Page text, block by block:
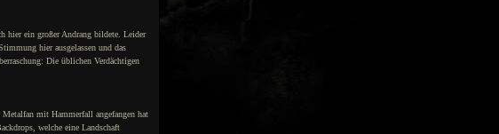
hier ein großer Andrang bildete. Leider
hier ausgelassen und das
Die üblichen Verdächtigen
mit Hammerfall angefangen hat
welche eine Landschaft